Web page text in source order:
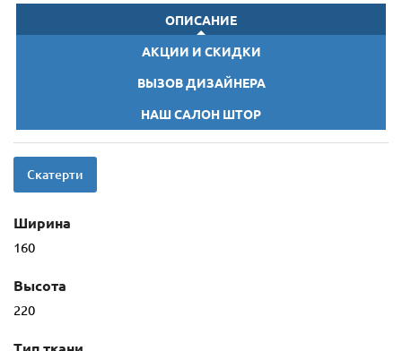
ОПИСАНИЕ
АКЦИИ И СКИДКИ
ВЫЗОВ ДИЗАЙНЕРА
НАШ САЛОН ШТОР
Скатерти
Ширина
160
Высота
220